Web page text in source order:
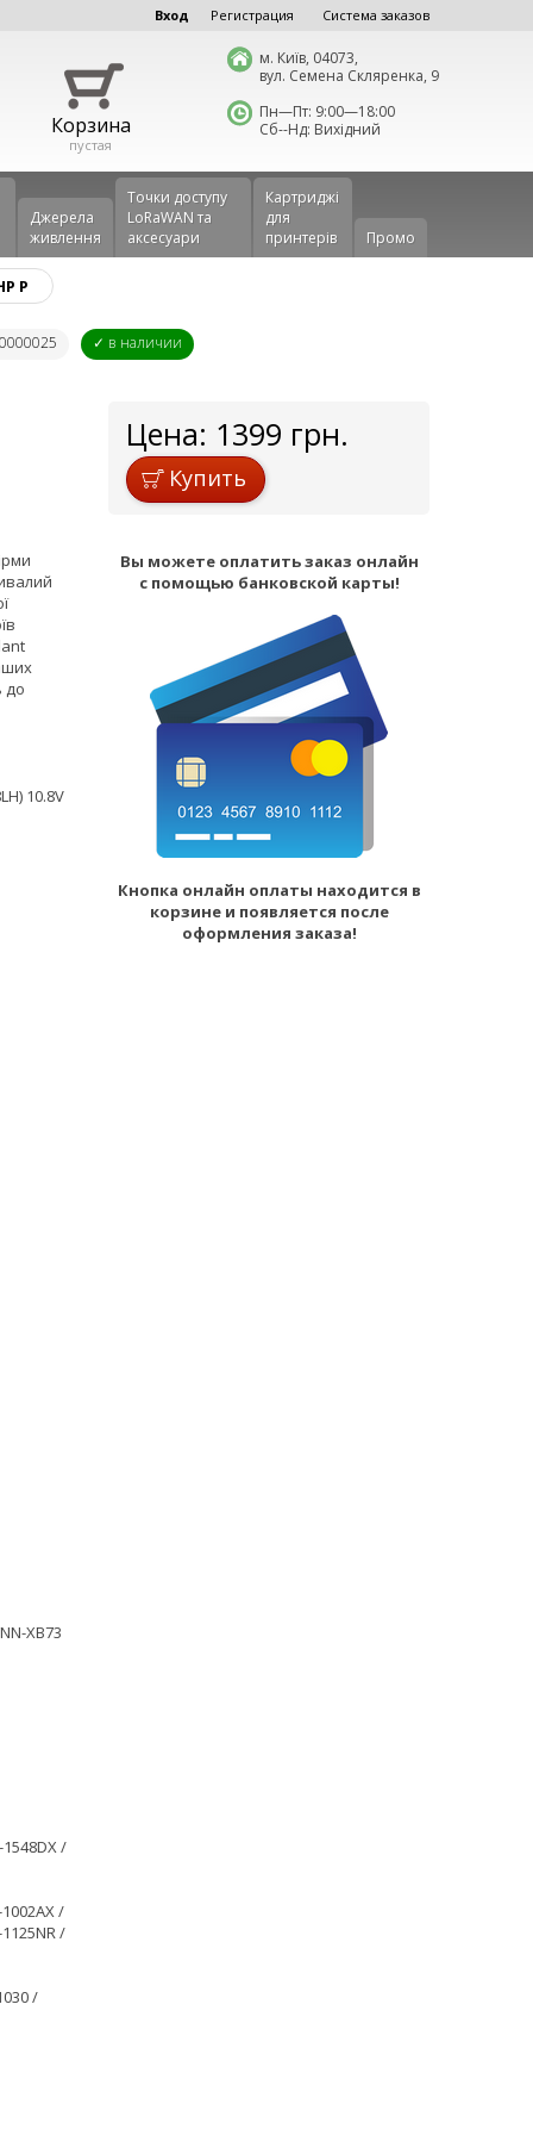
Вход Регистрация Система заказов
Корзина
пустая
м. Київ, 04073,
вул. Семена Скляренка, 9
Пн—Пт: 9:00—18:00
Сб--Нд: Вихідний
Джерела
живлення
Точки доступу
LoRaWAN та
аксесуари
Картриджі
для
принтерів
Промо
P
✓ в наличии
до
10.8V
XB73
/
/
/
/
Цена: 1399 грн.
Купить
Вы можете оплатить заказ онлайн
с помощью банковской карты!
Кнопка онлайн оплаты находится в
корзине и появляется после
оформления заказа!